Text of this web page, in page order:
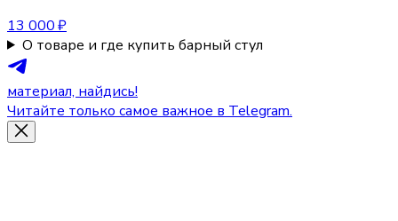
13 000 ₽
О товаре и где купить барный стул
материал, найдись!
Читайте только самое важное в Telegram.